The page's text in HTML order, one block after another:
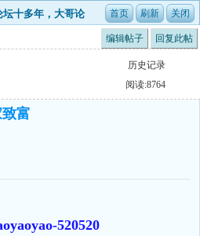
坛十多年，大哥论
编辑帖子 回复此帖
历史记录
阅读:8764
富
520520